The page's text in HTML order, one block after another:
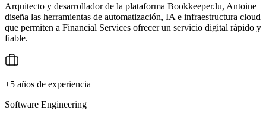
Arquitecto y desarrollador de la plataforma Bookkeeper.lu, Antoine
diseña las herramientas de automatización, IA e infraestructura cloud
que permiten a Financial Services ofrecer un servicio digital rápido y
fiable.
+5 años de experiencia
Software Engineering